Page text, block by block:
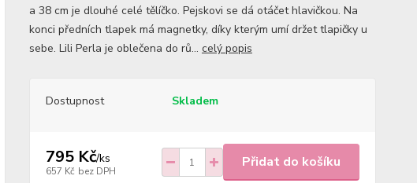
a 38 cm je dlouhé celé tělíčko. Pejskovi se dá otáčet hlavičkou. Na
konci předních tlapek má magnetky, díky kterým umí držet tlapičky u
sebe. Lili Perla je oblečena do rů... celý popis
Dostupnost Skladem
795 Kč/ks
657 Kč bez DPH
Přidat do košíku